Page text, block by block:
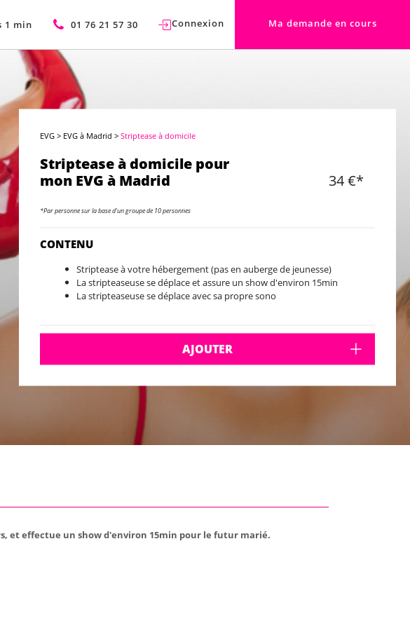
1 min 01 76 21 57 30 Connexion Ma demande en cours
EVG > EVG à Madrid >Striptease à domicile
Striptease à domicile pour
mon EVG à Madrid
34 €*
*Par personne sur la base d'un groupe de 10 personnes
CONTENU
Striptease à votre hébergement (pas en auberge de jeunesse)
La stripteaseuse se déplace et assure un show d'environ 15min
La stripteaseuse se déplace avec sa propre sono
AJOUTER
et effectue un show d'environ 15min pour le futur marié.